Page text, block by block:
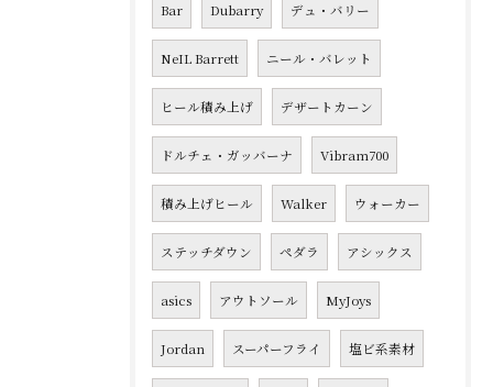
Bar Dubarry デュ・バリー
NeIL Barrett ニール・バレット
ヒール積み上げ デザートカーン
ドルチェ・ガッバーナ Vibram700
積み上げヒール Walker ウォーカー
ステッチダウン ペダラ アシックス
asics アウトソール MyJoys
Jordan スーパーフライ 塩ビ系素材